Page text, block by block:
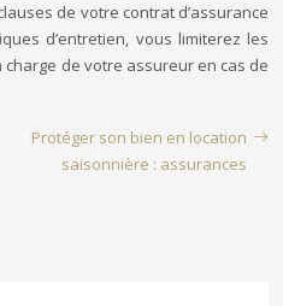
de votre contrat d’assurance
d’entretien, vous limiterez les
de votre assureur en cas de
Protéger son bien en location
saisonnière : assurances